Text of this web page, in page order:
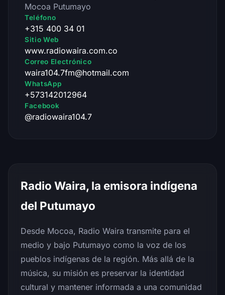
Mocoa Putumayo
Teléfono
+315 400 34 01
Sitio Web
www.radiowaira.com.co
Correo Electrónico
waira104.7fm@hotmail.com
WhatsApp
+573142012964
Facebook
@radiowaira104.7
Radio Waira, la emisora indígena
del Putumayo
Desde Mocoa, Radio Waira transmite para el
medio y bajo Putumayo como la voz de los
pueblos indígenas de la región. Más allá de la
música, su misión es preservar la identidad
cultural y mantener informada a una comunidad